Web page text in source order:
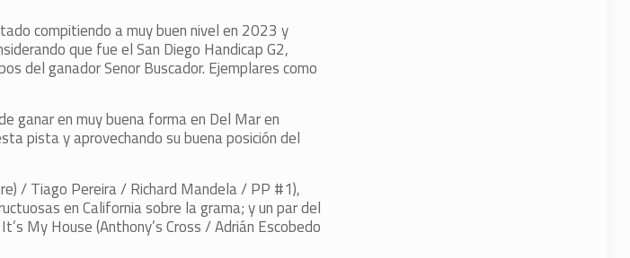
compitiendo a muy buen nivel en 2023 y
que fue el San Diego Handicap G2,
del ganador Senor Buscador. Ejemplares como
ganar en muy buena forma en Del Mar en
pista y aprovechando su buena posición del
/ Tiago Pereira / Richard Mandela / PP #1),
en California sobre la grama; y un par del
My House (Anthony’s Cross / Adrián Escobedo